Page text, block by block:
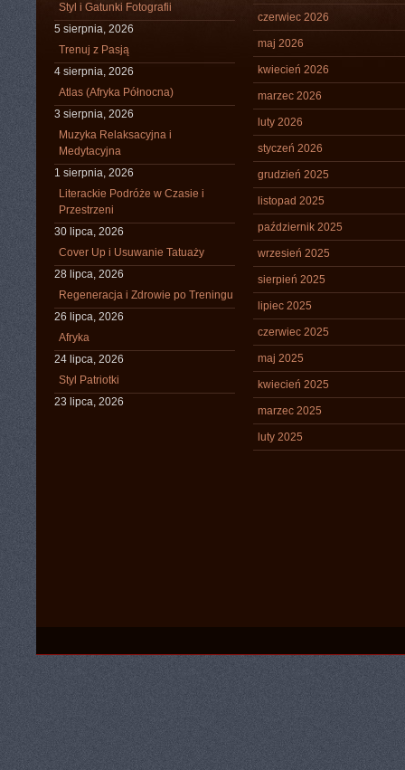
Styl i Gatunki Fotografii
5 sierpnia, 2026
Trenuj z Pasją
4 sierpnia, 2026
Atlas (Afryka Północna)
3 sierpnia, 2026
Muzyka Relaksacyjna i
Medytacyjna
1 sierpnia, 2026
Literackie Podróże w Czasie i
Przestrzeni
30 lipca, 2026
Cover Up i Usuwanie Tatuaży
28 lipca, 2026
Regeneracja i Zdrowie po Treningu
26 lipca, 2026
Afryka
24 lipca, 2026
Styl Patriotki
23 lipca, 2026
czerwiec 2026
maj 2026
kwiecień 2026
marzec 2026
luty 2026
styczeń 2026
grudzień 2025
listopad 2025
październik 2025
wrzesień 2025
sierpień 2025
lipiec 2025
czerwiec 2025
maj 2025
kwiecień 2025
marzec 2025
luty 2025